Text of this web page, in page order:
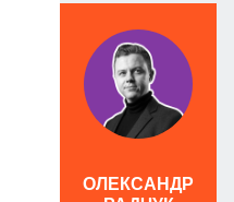
ОЛЕКСАНДР